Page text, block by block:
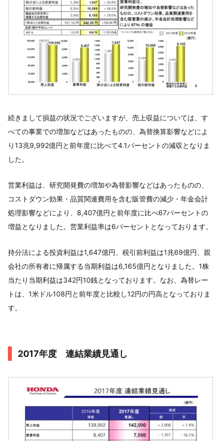
続きまして損益の状況でございますが、売上収益については、す
べての事業での増加などはあったものの、為替換算影響などによ
り13兆9,992億円と前年度に比べて4.1パーセントの減収となりま
した。
営業利益は、研究開発費の増加や為替影響などはあったものの、
コストダウン効果・品質関連費用を含む販管費の減少・年金会計
処理影響などにより、8,407億円と前年度に比べ67パーセントの
増益となりました。営業利益率は6パーセントとなっております。
持分法による投資利益は1,647億円、税引前利益は1兆69億円、親
会社の所有者に帰属する当期利益は6,165億円となりました。1株
当たり当期利益は342円10銭となっております。なお、為替レー
トは、1米ドル108円と前年度と比較し12円の円高となっておりま
す。
2017年度 連結業績見通し